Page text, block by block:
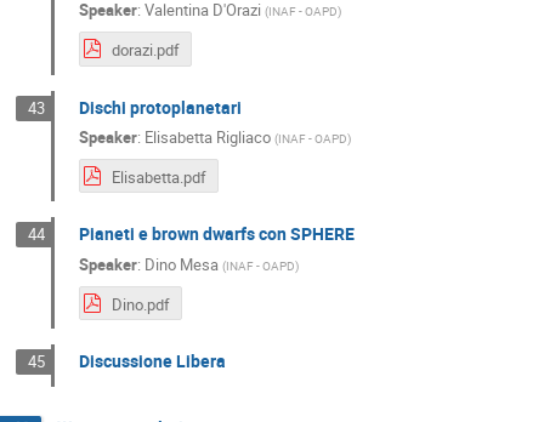
Speaker: Valentina D'Orazi (INAF - OAPD)
dorazi.pdf
43 Dischi protoplanetari
Speaker: Elisabetta Rigliaco (INAF - OAPD)
Elisabetta.pdf
44 Pianeti e brown dwarfs con SPHERE
Speaker: Dino Mesa (INAF - OAPD)
Dino.pdf
45 Discussione Libera